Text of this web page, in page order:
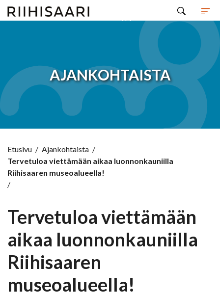
AJANKOHTAISTA
Etusivu / Ajankohtaista /
Tervetuloa viettämään aikaa luonnonkauniilla
Riihisaaren museoalueella!
/
Tervetuloa viettämään
aikaa luonnonkauniilla
Riihisaaren
museoalueella!